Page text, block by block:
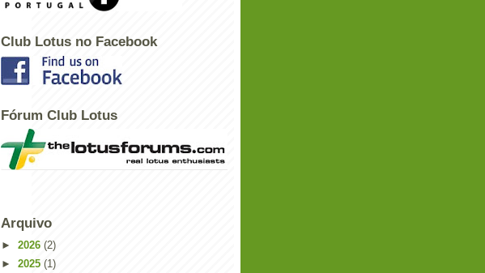
Club Lotus no Facebook
Fórum Club Lotus
Arquivo
► 2026 (2)
► 2025 (1)